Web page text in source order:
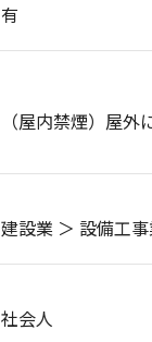
有
（屋内禁煙）屋外
建設業 ＞ 設備工
社会人